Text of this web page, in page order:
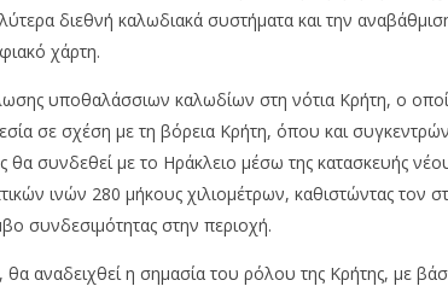
Multiverse A.E, μια από
εβδομαδιαία κέρδη
pressroom
διεθνή καλωδιακά συστήματα και την
χάρτη.
υποθαλάσσιων καλωδίων στη νότια Κρήτη, ο
σε σχέση με τη βόρεια Κρήτη, όπου και
συνδεθεί με το Ηράκλειο μέσω της κατασκευής
ινών 280 μήκους χιλιομέτρων, καθιστώντας τον
συνδεσιμότητας στην περιοχή.
αναδειχθεί η σημασία του ρόλου της Κρήτης, με